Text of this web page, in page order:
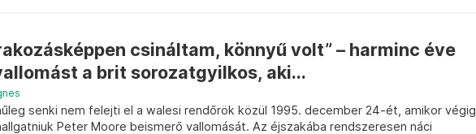
csináltam, könnyű volt” – harminc éve
a brit sorozatgyilkos, aki...
senki nem felejti el a walesi rendőrök közül 1995. december 24-ét, amikor végig
Peter Moore beismerő vallomását. Az éjszakába rendszeresen náci